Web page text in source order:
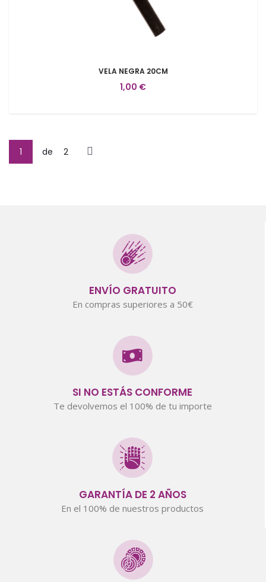
VELA NEGRA 20CM
1,00 €
1 de 2
ENVÍO GRATUITO
En compras superiores a 50€
SI NO ESTÁS CONFORME
Te devolvemos el 100% de tu importe
GARANTÍA DE 2 AÑOS
En el 100% de nuestros productos